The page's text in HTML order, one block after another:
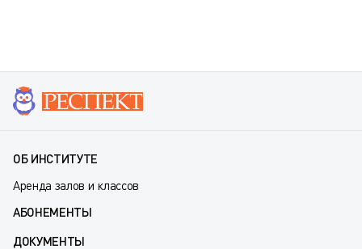
ОБ ИНСТИТУТЕ
Аренда залов и классов
АБОНЕМЕНТЫ
ДОКУМЕНТЫ